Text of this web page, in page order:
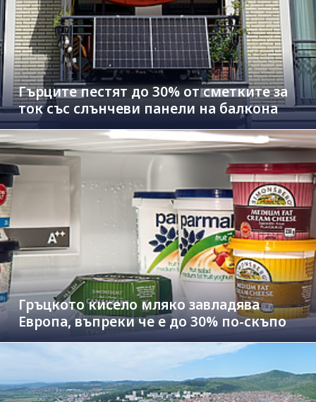
Гърците пестят до 30% от сметките за
ток със слънчеви панели на балкона
Гръцкото кисело мляко завладява
Европа, въпреки че е до 30% по-скъпо